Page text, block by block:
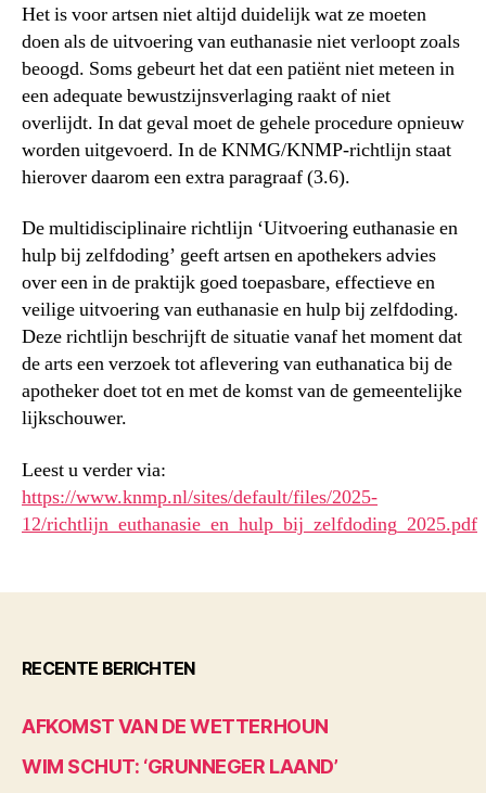
Het is voor artsen niet altijd duidelijk wat ze moeten
doen als de uitvoering van euthanasie niet verloopt zoals
beoogd. Soms gebeurt het dat een patiënt niet meteen in
een adequate bewustzijnsverlaging raakt of niet
overlijdt. In dat geval moet de gehele procedure opnieuw
worden uitgevoerd. In de KNMG/KNMP-richtlijn staat
hierover daarom een extra paragraaf (3.6).
De multidisciplinaire richtlijn ‘Uitvoering euthanasie en
hulp bij zelfdoding’ geeft artsen en apothekers advies
over een in de praktijk goed toepasbare, effectieve en
veilige uitvoering van euthanasie en hulp bij zelfdoding.
Deze richtlijn beschrijft de situatie vanaf het moment dat
de arts een verzoek tot aflevering van euthanatica bij de
apotheker doet tot en met de komst van de gemeentelijke
lijkschouwer.
Leest u verder via:
https://www.knmp.nl/sites/default/files/2025-
12/richtlijn_euthanasie_en_hulp_bij_zelfdoding_2025.pdf
RECENTE BERICHTEN
AFKOMST VAN DE WETTERHOUN
WIM SCHUT: ‘GRUNNEGER LAAND’